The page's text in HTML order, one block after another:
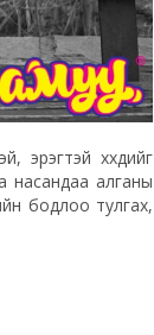
хүүхдийг
насандаа алганы
бодлоо тулгах,